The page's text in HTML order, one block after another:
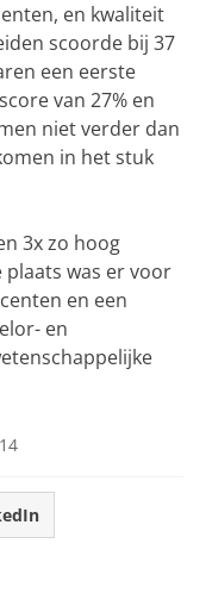
en kwaliteit
scoorde bij 37
een eerste
van 27% en
niet verder dan
in het stuk
3x zo hoog
plaats was er voor
en een
en